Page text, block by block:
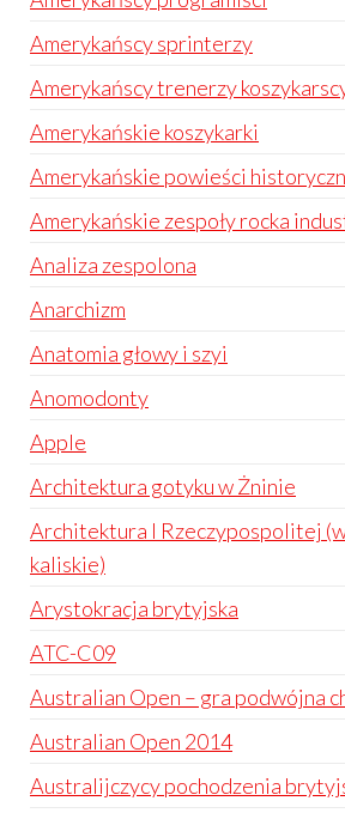
Amerykańscy sprinterzy
Amerykańscy trenerzy
Amerykańskie koszykarki
Amerykańskie powieści
Amerykańskie zespoły rocka
Analiza zespolona
Anarchizm
Anatomia głowy i szyi
Anomodonty
Apple
Architektura gotyku w Żninie
Architektura I Rzeczypospolitej
kaliskie)
Arystokracja brytyjska
ATC-C09
Australian Open – gra podwójna
Australian Open 2014
Australijczycy pochodzenia